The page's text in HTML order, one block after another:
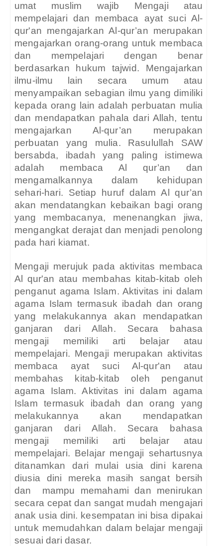
umat muslim wajib Mengaji atau
mempelajari dan membaca ayat suci Al-
qur'an mengajarkan Al-qur’an merupakan
mengajarkan orang-orang untuk membaca
dan mempelajari dengan benar
berdasarkan hukum tajwid. Mengajarkan
ilmu-ilmu lain secara umum atau
menyampaikan sebagian ilmu yang dimiliki
kepada orang lain adalah perbuatan mulia
dan mendapatkan pahala dari Allah, tentu
mengajarkan Al-qur’an merupakan
perbuatan yang mulia. Rasulullah SAW
bersabda, ibadah yang paling istimewa
adalah membaca Al qur’an dan
mengamalkannya dalam kehidupan
sehari-hari. Setiap huruf dalam Al qur’an
akan mendatangkan kebaikan bagi orang
yang membacanya, menenangkan jiwa,
mengangkat derajat dan menjadi penolong
pada hari kiamat.
Mengaji merujuk pada aktivitas membaca
Al qur'an atau membahas kitab-kitab oleh
penganut agama Islam. Aktivitas ini dalam
agama Islam termasuk ibadah dan orang
yang melakukannya akan mendapatkan
ganjaran dari Allah. Secara bahasa
mengaji memiliki arti belajar atau
mempelajari. Mengaji merupakan aktivitas
membaca ayat suci Al-qur'an atau
membahas kitab-kitab oleh penganut
agama Islam. Aktivitas ini dalam agama
Islam termasuk ibadah dan orang yang
melakukannya akan mendapatkan
ganjaran dari Allah. Secara bahasa
mengaji memiliki arti belajar atau
mempelajari. Belajar mengaji sehartusnya
ditanamkan dari mulai usia dini karena
diusia dini mereka masih sangat bersih
dan
mampu memahami dan menirukan
secara cepat dan sangat mudah mengajari
anak usia dini. kesempatan ini bisa dipakai
untuk memudahkan dalam belajar mengaji
sesuai dari dasar.